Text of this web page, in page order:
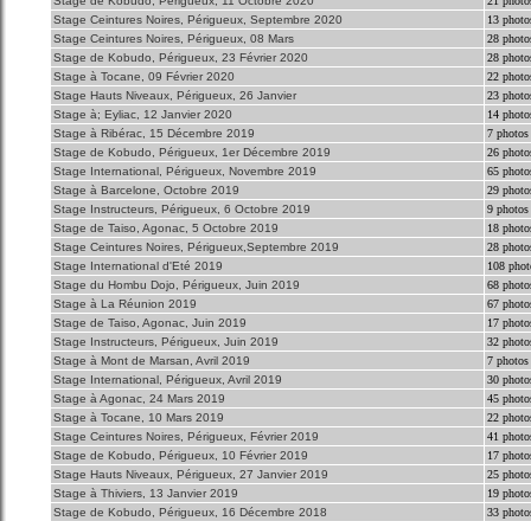
Stage Ceintures Noires, Périgueux, Septembre 2020
13
Stage Ceintures Noires, Périgueux, 08 Mars
28
Stage de Kobudo, Périgueux, 23 Février 2020
28
Stage à Tocane, 09 Février 2020
22
Stage Hauts Niveaux, Périgueux, 26 Janvier
23
Stage à; Eyliac, 12 Janvier 2020
14
Stage à Ribérac, 15 Décembre 2019
7 photos
Stage de Kobudo, Périgueux, 1er Décembre 2019
26
Stage International, Périgueux, Novembre 2019
65
Stage à Barcelone, Octobre 2019
29
Stage Instructeurs, Périgueux, 6 Octobre 2019
9 photos
Stage de Taiso, Agonac, 5 Octobre 2019
18
Stage Ceintures Noires, Périgueux,Septembre 2019
28
Stage International d'Eté 2019
108
Stage du Hombu Dojo, Périgueux, Juin 2019
68
Stage à La Réunion 2019
67
Stage de Taiso, Agonac, Juin 2019
17
Stage Instructeurs, Périgueux, Juin 2019
32
Stage à Mont de Marsan, Avril 2019
7 photos
Stage International, Périgueux, Avril 2019
30
Stage à Agonac, 24 Mars 2019
45
Stage à Tocane, 10 Mars 2019
22
Stage Ceintures Noires, Périgueux, Février 2019
41
Stage de Kobudo, Périgueux, 10 Février 2019
17
Stage Hauts Niveaux, Périgueux, 27 Janvier 2019
25
Stage à Thiviers, 13 Janvier 2019
19
Stage de Kobudo, Périgueux, 16 Décembre 2018
33